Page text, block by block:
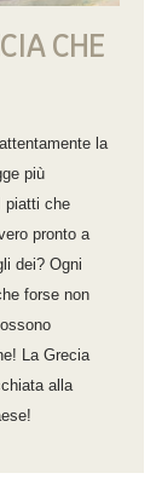
CHE
la
più
piatti che
pronto a
dei? Ogni
forse non
La Grecia
alla